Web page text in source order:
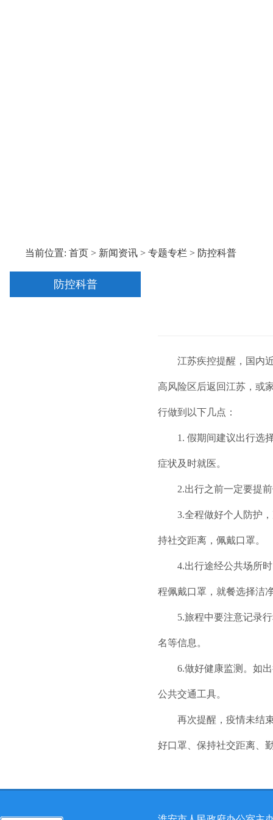
当前位置: 首页 > 新闻资讯 > 专题专栏 > 防控科普
防控科普
江苏疾控提醒，国内近
高风险区后返回江苏，或
行做到以下几点：
1. 假期间建议出行选择
症状及时就医。
2.出行之前一定要提前
3.全程做好个人防护，
持社交距离，佩戴口罩。
4.出行途经公共场所时
程佩戴口罩，就餐选择洁
5.旅程中要注意记录行
名等信息。
6.做好健康监测。如出
公共交通工具。
再次提醒，疫情未结束
好口罩、保持社交距离、